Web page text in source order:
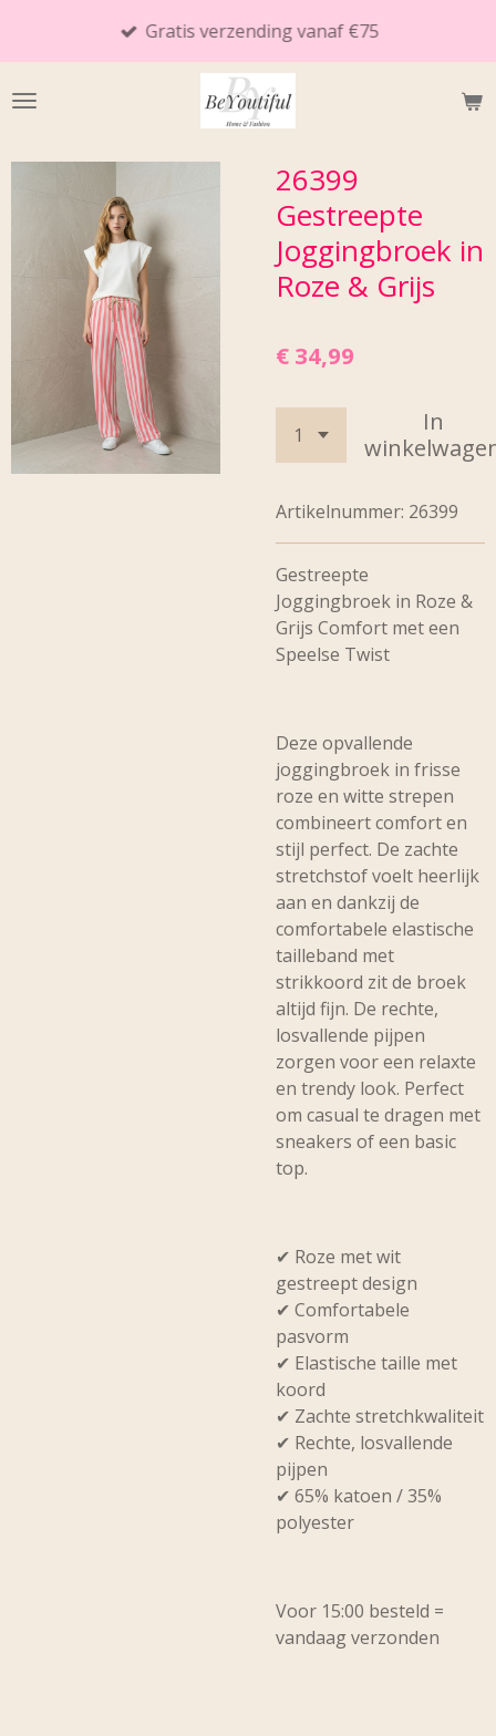
de
Gratis verzending vanaf €75
26399
Gestreepte
Joggingbroek in
Roze & Grijs
€ 34,99
In
Artikelnummer: 26399
Gestreepte
Joggingbroek in Roze &
Grijs Comfort met een
Speelse Twist
Deze opvallende
joggingbroek in frisse
roze en witte strepen
combineert comfort en
stijl perfect. De zachte
stretchstof voelt heerlijk
aan en dankzij de
comfortabele elastische
tailleband met
strikkoord zit de broek
altijd fijn. De rechte,
losvallende pijpen
zorgen voor een relaxte
en trendy look. Perfect
om casual te dragen met
sneakers of een basic
top.
✔ Roze met wit
gestreept design
✔ Comfortabele
pasvorm
✔ Elastische taille met
koord
✔ Zachte stretchkwaliteit
✔ Rechte, losvallende
pijpen
✔ 65% katoen / 35%
polyester
Voor 15:00 besteld =
vandaag verzonden